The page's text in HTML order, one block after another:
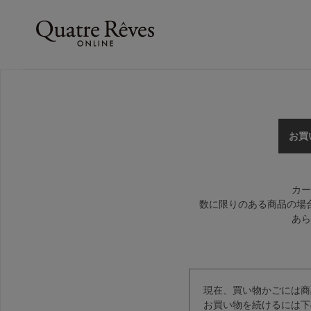
お買
カ
数に限りのある商品の場
あ
現在、買い物かごには
お買い物を続けるには